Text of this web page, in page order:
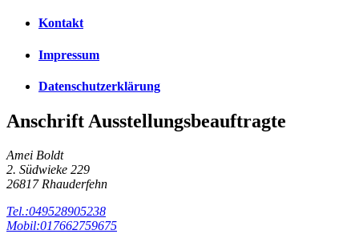
Kontakt
Impressum
Datenschutzerklärung
Anschrift Ausstellungsbeauftragte
Amei Boldt
2. Südwieke 229
26817 Rhauderfehn
Tel.:049528905238
Mobil:017662759675